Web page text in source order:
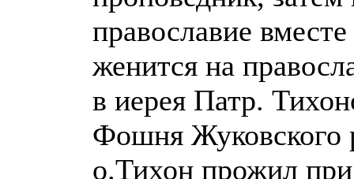
православие
женится на
в иерея Патр.
Фошня Жуковского
о.Тихон прожил